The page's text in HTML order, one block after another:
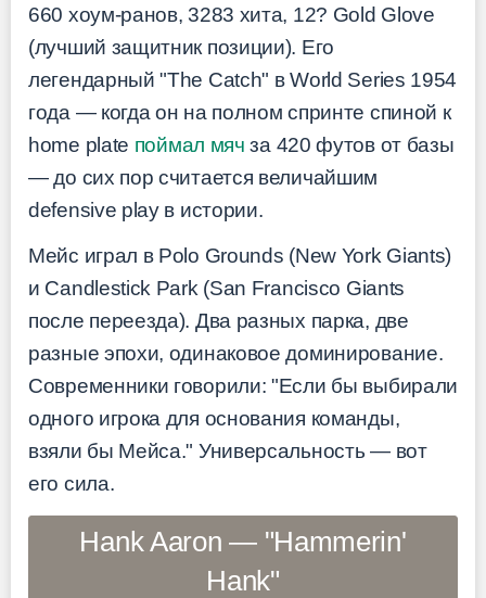
660 хоум-ранов, 3283 хита, 12? Gold Glove
(лучший защитник позиции). Его
легендарный "The Catch" в World Series 1954
года — когда он на полном спринте спиной к
home plate поймал мяч за 420 футов от базы
— до сих пор считается величайшим
defensive play в истории.
Мейс играл в Polo Grounds (New York Giants)
и Candlestick Park (San Francisco Giants
после переезда). Два разных парка, две
разные эпохи, одинаковое доминирование.
Современники говорили: "Если бы выбирали
одного игрока для основания команды,
взяли бы Мейса." Универсальность — вот
его сила.
Hank Aaron — "Hammerin'
Hank"